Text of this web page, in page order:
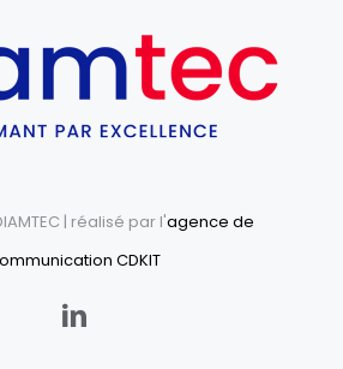
| réalisé par l'agence de
CDKIT
LinkedIn